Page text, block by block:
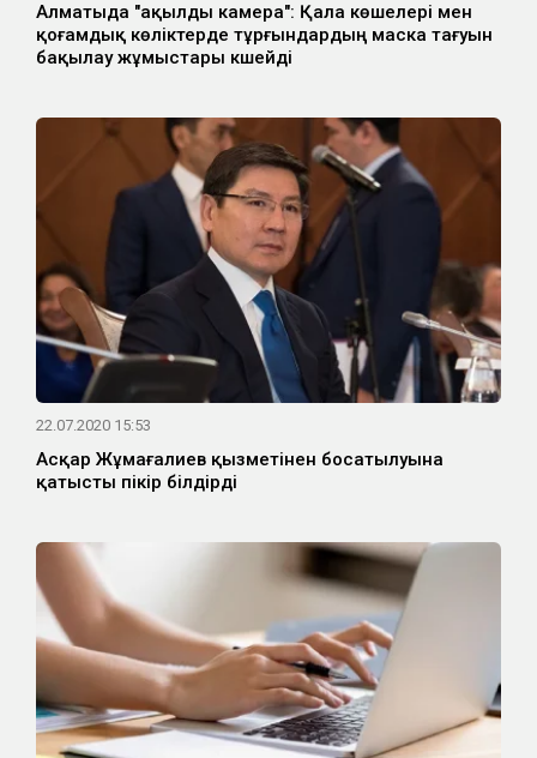
Алматыда "ақылды камера": Қала көшелері мен
қоғамдық көліктерде тұрғындардың маска тағуын
бақылау жұмыстары күшейді
22.07.2020 15:53
Асқар Жұмағалиев қызметінен босатылуына
қатысты пікір білдірді